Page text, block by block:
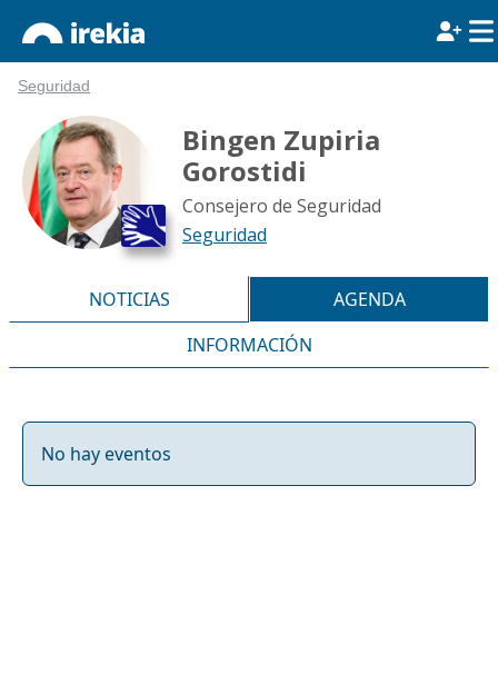
Seguridad
Bingen Zupiria
Gorostidi
Consejero de Seguridad
Seguridad
NOTICIAS
AGENDA
INFORMACIÓN
No hay eventos